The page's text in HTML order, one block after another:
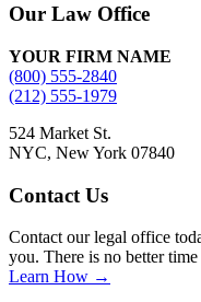
Site
Footer
Our Law Office
YOUR FIRM NAME
(800) 555-2840
(212) 555-1979
524 Market St.
NYC, New York 07840
Contact Us
Contact our legal office
you. There is no better
Learn How →